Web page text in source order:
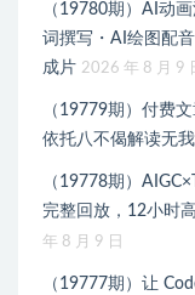
（19780期）AI动
词撰写・AI绘图配
成片 2026 年 8 月 9
（19779期）付费
依托八不偈解读无
（19778期）
完整回放，12小时
年 8 月 9 日
（19777期）让